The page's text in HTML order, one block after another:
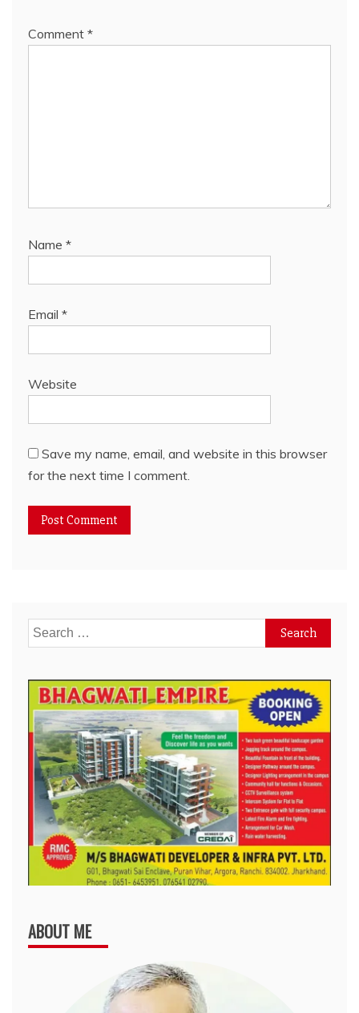
Comment *
Name *
Email *
Website
Save my name, email, and website in this browser
for the next time I comment.
Search
for:
ABOUT ME